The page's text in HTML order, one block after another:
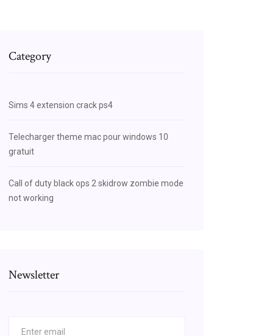
Category
Sims 4 extension crack ps4
Telecharger theme mac pour windows 10
gratuit
Call of duty black ops 2 skidrow zombie mode
not working
Newsletter